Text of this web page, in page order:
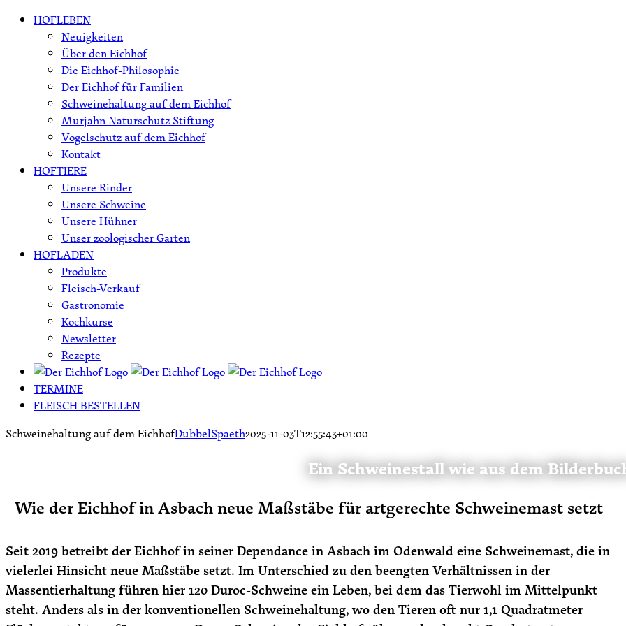
Skip HOFLEBEN
Neuigkeiten
Über den Eichhof
Die Eichhof-Philosophie
Der Eichhof für Familien
Schweinehaltung auf dem Eichhof
Murjahn Naturschutz Stiftung
Vogelschutz auf dem Eichhof
Kontakt
HOFTIERE
Unsere Rinder
Unsere Schweine
Unsere Hühner
Unser zoologischer Garten
HOFLADEN
Produkte
Fleisch-Verkauf
Gastronomie
Kochkurse
Newsletter
Rezepte
TERMINE
FLEISCH BESTELLEN
Schweinehaltung auf dem EichhofDubbelSpaeth2025-11-03T12:55:43+01:00
Ein Schweinestall wie aus dem
Wie der Eichhof in Asbach neue Maßstäbe für artgerechte Schweinemast setzt
Seit 2019 betreibt der Eichhof in seiner Dependance in Asbach im Odenwald eine Schweinemast, die in
vielerlei Hinsicht neue Maßstäbe setzt. Im Unterschied zu den beengten Verhältnissen in der
Massentierhaltung führen hier 120 Duroc-Schweine ein Leben, bei dem das Tierwohl im Mittelpunkt
steht. Anders als in der konventionellen Schweinehaltung, wo den Tieren oft nur 1,1 Quadratmeter